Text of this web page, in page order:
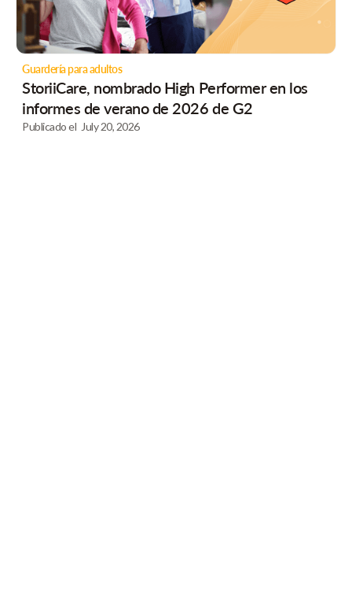
Guardería para adultos
StoriiCare, nombrado High Performer en los
informes de verano de 2026 de G2
Publicado el July 20, 2026